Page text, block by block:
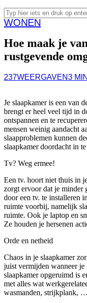
WONEN
Hoe maak je
rustgevende
237WEERGAVEN3 MIN
Je slaapkamer is een van
brengt er heel veel tijd in
ontspannen en te
mensen weinig aandacht
slaapproblemen kunnen
slaapkamer doordacht in
Tv? Weg ermee!
Een tv. hoort niet thuis in
zorgt ervoor dat je minder
door een tv. te installeren
ruimte voorbij, namelijk
ruimte. Ook je laptop en
Ze houden je hersenen
Orde en netheid
Chaos in je slaapkamer
juist vermijden wanneer je
slaapkamer opgeruimd is
met alles wat
wasmanden, strijkplank,